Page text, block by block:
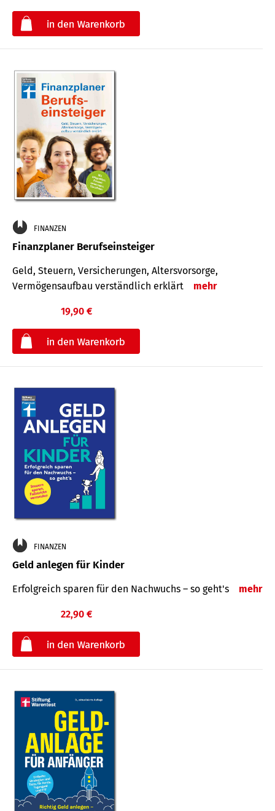
FINANZEN
Finanzplaner Berufseinsteiger
Geld, Steuern, Versicherungen, Altersvorsorge,
Vermögensaufbau verständlich erklärt
mehr
19,90 €
FINANZEN
Geld anlegen für Kinder
Erfolgreich sparen für den Nachwuchs – so geht's mehr
22,90 €